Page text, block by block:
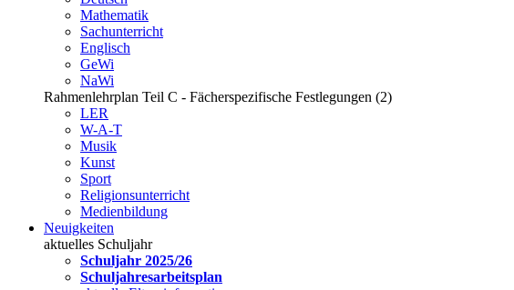
Mathematik
Sachunterricht
Englisch
GeWi
NaWi
Rahmenlehrplan Teil C - Fächerspezifische Festlegungen (2)
LER
W-A-T
Musik
Kunst
Sport
Religionsunterricht
Medienbildung
Neuigkeiten
aktuelles Schuljahr
Schuljahr 2025/26
Schuljahresarbeitsplan